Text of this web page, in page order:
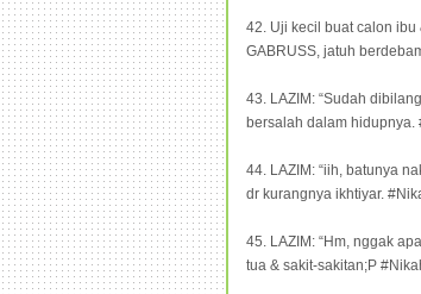
42. Uji kecil buat calon
GABRUSS, jatuh
43. LAZIM: “Sudah
bersalah dalam hidupnya.
44. LAZIM: “iih, batunya
dr kurangnya ikhtiyar.
45. LAZIM: “Hm, nggak
tua & sakit-sakitan;P